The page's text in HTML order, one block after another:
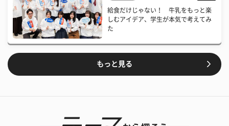
給食だけじゃない！ 牛乳をもっと楽
しむアイデア、学生が本気で考えてみ
た
もっと見る